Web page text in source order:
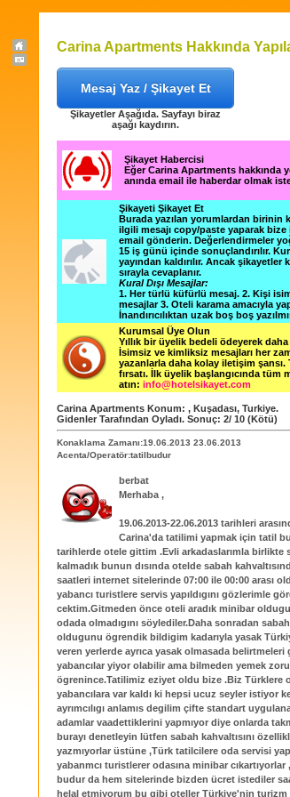
Carina Apartments Hakkında
Mesaj Yaz / Şikayet Et
Şikayetler Aşağıda. Sayfayı biraz
aşağı kaydırın.
Şikayet Habercisi
Eğer Carina Apartments hakkında
anında email ile haberdar olmak
Şikayeti Şikayet Et
Burada yazılan yorumlardan birinin
ilgili mesajı copy/paste yaparak
email gönderin. Değerlendirmeler
15 iş günü içinde sonuçlandırılır.
yayından kaldırılır. Ancak
sırayla cevaplanır.
Kural Dışı Mesajlar:
1. Her türlü küfürlü mesaj. 2. Kişi
mesajlar 3. Oteli karama amacıyla
İnandırıcılıktan uzak boş boş
Kurumsal Üye Olun
Yıllık bir üyelik bedeli ödeyerek
İsimsiz ve kimliksiz mesajları her
yazanlarla daha kolay iletişim
fırsatı. İlk üyelik başlangıcında tüm
atın: info@hotelsikayet.com
Carina Apartments Konum: , Kuşadası, Turkiye.
Gidenler Tarafından Oyladı. Sonuç: 2/ 10 (Kötü)
Konaklama Zamanı:19.06.2013 23.06.2013
Acenta/Operatör:tatilbudur
berbat
Merhaba ,
19.06.2013-22.06.2013 tarihleri
Carina'da tatilimi yapmak için tatil
tarihlerde otele gittim .Evli arkadaslarımla birlikte
kalmadık bunun dısında otelde sabah
saatleri internet sitelerinde 07:00 ile 00:00 arası
yabancı turistlere servis yapıldıgını gözlerimle
cektim.Gitmeden önce oteli aradık minibar
odada olmadıgını söylediler.Daha sonradan
oldugunu ögrendik bildigim kadarıyla yasak
veren yerlerde ayrıca yasak olmasada
yabancılar yiyor olabilir ama bilmeden yemek
ögrenince.Tatilimiz eziyet oldu bize .Biz Türklere
yabancılara var kaldı ki hepsi ucuz seyler istiyor
ayrımcılıgı anlamıs degilim çifte standart
adamlar vaadettiklerini yapmıyor diye onlarda
burayı denetleyin lütfen sabah kahvaltısını
yazmıyorlar üstüne ,Türk tatilcilere oda servisi
yabanmcı turistlerer odasına minibar
budur da hem sitelerinde bizden ücret istediler
helal etmiyorum bu gibi oteller Türkiye'nin turizm